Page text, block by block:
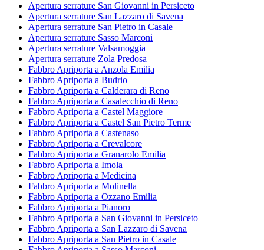
Apertura serrature San Giovanni in Persiceto
Apertura serrature San Lazzaro di Savena
Apertura serrature San Pietro in Casale
Apertura serrature Sasso Marconi
Apertura serrature Valsamoggia
Apertura serrature Zola Predosa
Fabbro Apriporta a Anzola Emilia
Fabbro Apriporta a Budrio
Fabbro Apriporta a Calderara di Reno
Fabbro Apriporta a Casalecchio di Reno
Fabbro Apriporta a Castel Maggiore
Fabbro Apriporta a Castel San Pietro Terme
Fabbro Apriporta a Castenaso
Fabbro Apriporta a Crevalcore
Fabbro Apriporta a Granarolo Emilia
Fabbro Apriporta a Imola
Fabbro Apriporta a Medicina
Fabbro Apriporta a Molinella
Fabbro Apriporta a Ozzano Emilia
Fabbro Apriporta a Pianoro
Fabbro Apriporta a San Giovanni in Persiceto
Fabbro Apriporta a San Lazzaro di Savena
Fabbro Apriporta a San Pietro in Casale